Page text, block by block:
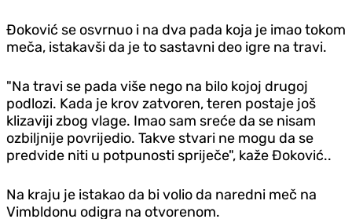
Đoković se osvrnuo i na dva pada koja je imao tokom
meča, istakavši da je to sastavni deo igre na travi.
"Na travi se pada više nego na bilo kojoj drugoj
podlozi. Kada je krov zatvoren, teren postaje još
klizaviji zbog vlage. Imao sam sreće da se nisam
ozbiljnije povrijedio. Takve stvari ne mogu da se
predvide niti u potpunosti spriječe", kaže Đoković..
Na kraju je istakao da bi volio da naredni meč na
Vimbldonu odigra na otvorenom.